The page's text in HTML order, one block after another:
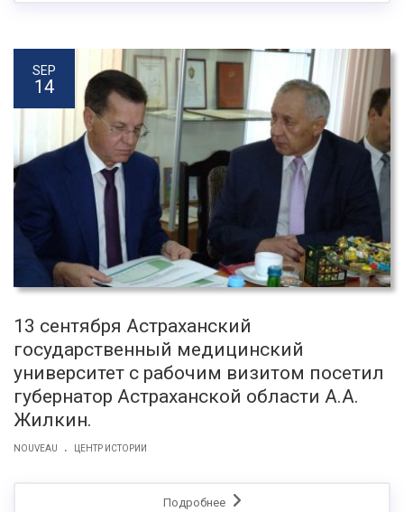
SEP
14
13 сентября Астраханский
государственный медицинский
университет с рабочим визитом посетил
губернатор Астраханской области А.А.
Жилкин.
NOUVEAU . ЦЕНТР ИСТОРИИ
Подробнее